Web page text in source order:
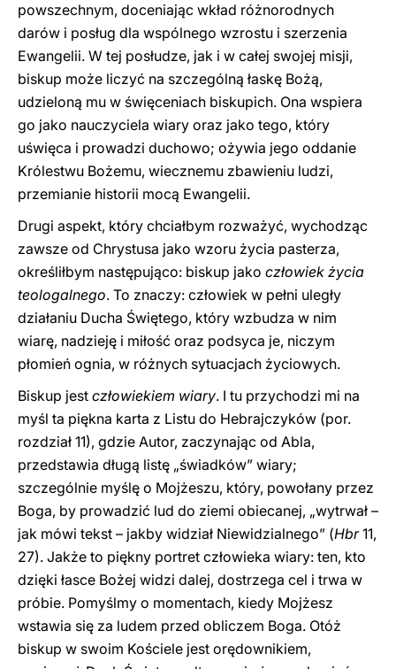
powszechnym, doceniając wkład różnorodnych
darów i posług dla wspólnego wzrostu i szerzenia
Ewangelii. W tej posłudze, jak i w całej swojej misji,
biskup może liczyć na szczególną łaskę Bożą,
udzieloną mu w święceniach biskupich. Ona wspiera
go jako nauczyciela wiary oraz jako tego, który
uświęca i prowadzi duchowo; ożywia jego oddanie
Królestwu Bożemu, wiecznemu zbawieniu ludzi,
przemianie historii mocą Ewangelii.
Drugi aspekt, który chciałbym rozważyć, wychodząc
zawsze od Chrystusa jako wzoru życia pasterza,
określiłbym następująco: biskup jako człowiek życia
teologalnego. To znaczy: człowiek w pełni uległy
działaniu Ducha Świętego, który wzbudza w nim
wiarę, nadzieję i miłość oraz podsyca je, niczym
płomień ognia, w różnych sytuacjach życiowych.
Biskup jest człowiekiem wiary. I tu przychodzi mi na
myśl ta piękna karta z Listu do Hebrajczyków (por.
rozdział 11), gdzie Autor, zaczynając od Abla,
przedstawia długą listę „świadków” wiary;
szczególnie myślę o Mojżeszu, który, powołany przez
Boga, by prowadzić lud do ziemi obiecanej, „wytrwał –
jak mówi tekst – jakby widział Niewidzialnego” (Hbr11,
27). Jakże to piękny portret człowieka wiary: ten, kto
dzięki łasce Bożej widzi dalej, dostrzega cel i trwa w
próbie. Pomyślmy o momentach, kiedy Mojżesz
wstawia się za ludem przed obliczem Boga. Otóż
biskup w swoim Kościele jest orędownikiem,